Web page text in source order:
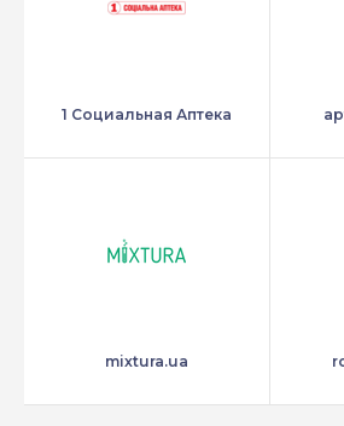
1 Социальная Аптека
mixtura.ua